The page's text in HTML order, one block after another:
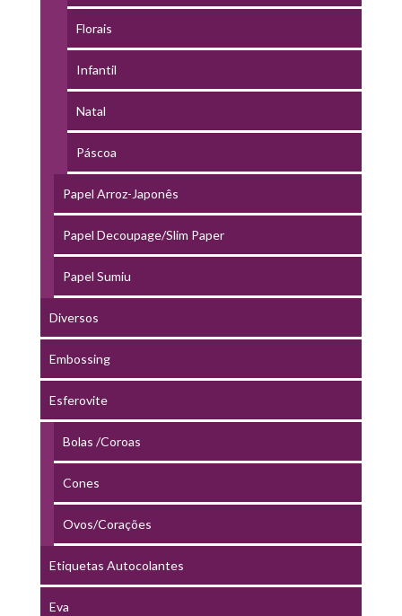
Florais
Infantil
Natal
Páscoa
Papel Arroz-Japonês
Papel Decoupage/Slim Paper
Papel Sumiu
Diversos
Embossing
Esferovite
Bolas /Coroas
Cones
Ovos/Corações
Etiquetas Autocolantes
Eva